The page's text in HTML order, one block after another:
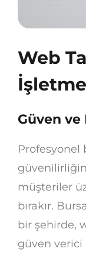
Web
Güven
Profesyonel
müşteriler
bırakır.
bir şehirde,
güven verici